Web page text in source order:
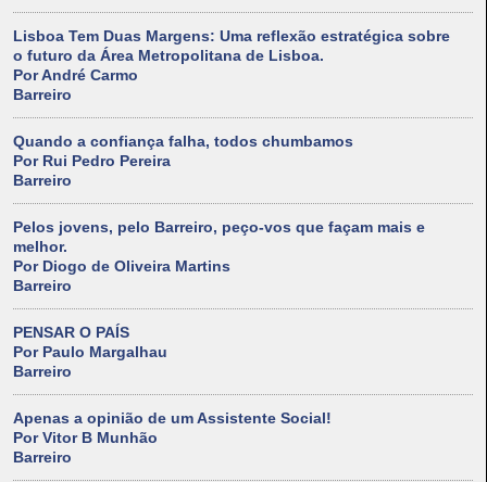
Lisboa Tem Duas Margens: Uma reflexão estratégica sobre
o futuro da Área Metropolitana de Lisboa.
Por André Carmo
Barreiro
Quando a confiança falha, todos chumbamos
Por Rui Pedro Pereira
Barreiro
Pelos jovens, pelo Barreiro, peço-vos que façam mais e
melhor.
Por Diogo de Oliveira Martins
Barreiro
PENSAR O PAÍS
Por Paulo Margalhau
Barreiro
Apenas a opinião de um Assistente Social!
Por Vitor B Munhão
Barreiro